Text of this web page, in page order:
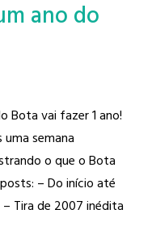
ano do
Bota vai fazer 1 ano!
semana
o que o Bota
– Do início até
Tira de 2007 inédita